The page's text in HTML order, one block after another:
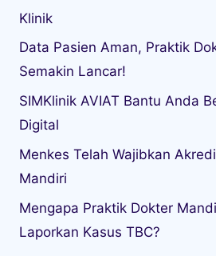
Klinik
Data Pasien Aman, Praktik
Semakin Lancar!
SIMKlinik AVIAT Bantu Anda
Digital
Menkes Telah Wajibkan
Mandiri
Mengapa Praktik Dokter
Laporkan Kasus TBC?